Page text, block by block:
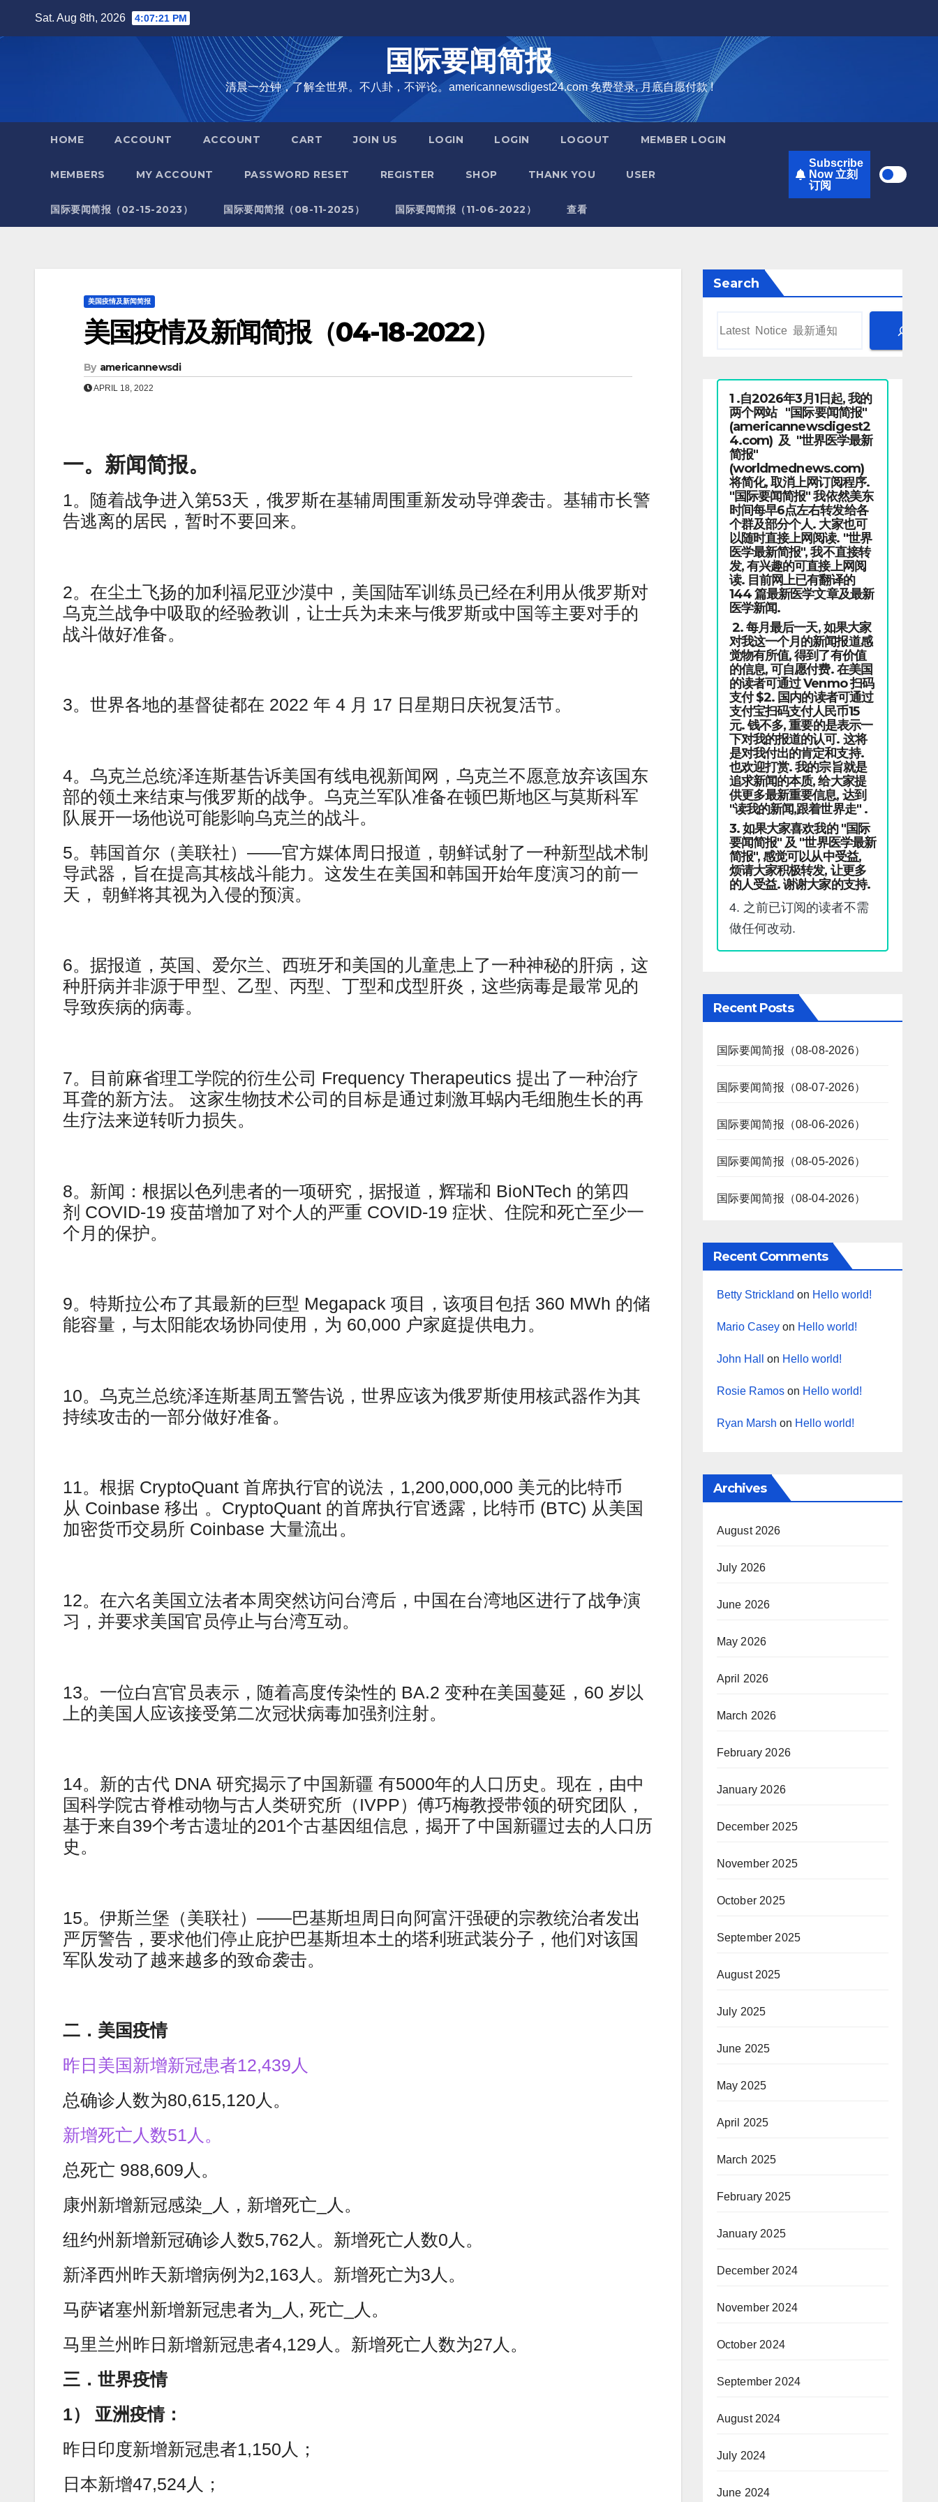
Sat. Aug 8th, 2026 4:07:22 PM
国际要闻简报
清晨一分钟，了解全世界。不八卦，不评论。americannewsdigest24.com 免费登录, 月底自愿付款 !
HOME ACCOUNT ACCOUNT CART JOIN US LOGIN LOGIN LOGOUT MEMBER LOGIN
MEMBERS MY ACCOUNT PASSWORD RESET REGISTER SHOP THANK YOU USER
国际要闻简报（02-15-2023） 国际要闻简报（08-11-2025） 国际要闻简报（11-06-2022） 查看
Subscribe
Now 立刻
订阅
美国疫情及新闻简报
美国疫情及新闻简报（04-18-2022）
By americannewsdi
APRIL 18, 2022
一。新闻简报。
1。随着战争进入第53天，俄罗斯在基辅周围重新发动导弹袭击。基辅市长警
告逃离的居民，暂时不要回来。
2。在尘土飞扬的加利福尼亚沙漠中，美国陆军训练员已经在利用从俄罗斯对
乌克兰战争中吸取的经验教训，让士兵为未来与俄罗斯或中国等主要对手的
战斗做好准备。
3。世界各地的基督徒都在 2022 年 4 月 17 日星期日庆祝复活节。
4。乌克兰总统泽连斯基告诉美国有线电视新闻网，乌克兰不愿意放弃该国东
部的领土来结束与俄罗斯的战争。乌克兰军队准备在顿巴斯地区与莫斯科军
队展开一场他说可能影响乌克兰的战斗。
5。韩国首尔（美联社）——官方媒体周日报道，朝鲜试射了一种新型战术制
导武器，旨在提高其核战斗能力。这发生在美国和韩国开始年度演习的前一
天， 朝鲜将其视为入侵的预演。
6。据报道，英国、爱尔兰、西班牙和美国的儿童患上了一种神秘的肝病，这
种肝病并非源于甲型、乙型、丙型、丁型和戊型肝炎，这些病毒是最常见的
导致疾病的病毒。
7。目前麻省理工学院的衍生公司 Frequency Therapeutics 提出了一种治疗
耳聋的新方法。 这家生物技术公司的目标是通过刺激耳蜗内毛细胞生长的再
生疗法来逆转听力损失。
8。新闻：根据以色列患者的一项研究，据报道，辉瑞和 BioNTech 的第四
剂 COVID-19 疫苗增加了对个人的严重 COVID-19 症状、住院和死亡至少一
个月的保护。
9。特斯拉公布了其最新的巨型 Megapack 项目，该项目包括 360 MWh 的储
能容量，与太阳能农场协同使用，为 60,000 户家庭提供电力。
10。乌克兰总统泽连斯基周五警告说，世界应该为俄罗斯使用核武器作为其
持续攻击的一部分做好准备。
11。根据 CryptoQuant 首席执行官的说法，1,200,000,000 美元的比特币
从 Coinbase 移出 。CryptoQuant 的首席执行官透露，比特币 (BTC) 从美国
加密货币交易所 Coinbase 大量流出。
12。在六名美国立法者本周突然访问台湾后，中国在台湾地区进行了战争演
习，并要求美国官员停止与台湾互动。
13。一位白宫官员表示，随着高度传染性的 BA.2 变种在美国蔓延，60 岁以
上的美国人应该接受第二次冠状病毒加强剂注射。
14。新的古代 DNA 研究揭示了中国新疆 有5000年的人口历史。现在，由中
国科学院古脊椎动物与古人类研究所（IVPP）傅巧梅教授带领的研究团队，
基于来自39个考古遗址的201个古基因组信息，揭开了中国新疆过去的人口历
史。
15。伊斯兰堡（美联社）——巴基斯坦周日向阿富汗强硬的宗教统治者发出
严厉警告，要求他们停止庇护巴基斯坦本土的塔利班武装分子，他们对该国
军队发动了越来越多的致命袭击。
二．美国疫情
昨日美国新增新冠患者12,439人
总确诊人数为80,615,120人。
新增死亡人数51人。
总死亡 988,609人。
康州新增新冠感染_人，新增死亡_人。
纽约州新增新冠确诊人数5,762人。新增死亡人数0人。
新泽西州昨天新增病例为2,163人。新增死亡为3人。
马萨诸塞州新增新冠患者为_人, 死亡_人。
马里兰州昨日新增新冠患者4,129人。新增死亡人数为27人。
三．世界疫情
1） 亚洲疫情：
昨日印度新增新冠患者1,150人；
日本新增47,524人；
Search
1 .自2026年3月1日起, 我的
两个网站 "国际要闻简报"
(americannewsdigest2
4.com) 及 "世界医学最新
简报"
(worldmednews.com)
将简化, 取消上网订阅程序.
"国际要闻简报" 我依然美东
时间每早6点左右转发给各
个群及部分个人. 大家也可
以随时直接上网阅读. "世界
医学最新简报", 我不直接转
发, 有兴趣的可直接上网阅
读. 目前网上已有翻译的
144 篇最新医学文章及最新
医学新闻.
2. 每月最后一天, 如果大家
对我这一个月的新闻报道感
觉物有所值, 得到了有价值
的信息, 可自愿付费. 在美国
的读者可通过 Venmo 扫码
支付 $2. 国内的读者可通过
支付宝扫码支付人民币15
元. 钱不多, 重要的是表示一
下对我的报道的认可. 这将
是对我付出的肯定和支持.
也欢迎打赏. 我的宗旨就是
追求新闻的本质, 给大家提
供更多最新重要信息, 达到
"读我的新闻,跟着世界走" .
3. 如果大家喜欢我的 "国际
要闻简报" 及 "世界医学最新
简报", 感觉可以从中受益,
烦请大家积极转发, 让更多
的人受益. 谢谢大家的支持.
4. 之前已订阅的读者不需
做任何改动.
Recent Posts
国际要闻简报（08-08-2026）
国际要闻简报（08-07-2026）
国际要闻简报（08-06-2026）
国际要闻简报（08-05-2026）
国际要闻简报（08-04-2026）
Recent Comments
Betty Strickland on Hello world!
Mario Caseyon Hello world!
John Hall on Hello world!
Rosie Ramoson Hello world!
Ryan Marsh on Hello world!
Archives
August 2026
July 2026
June 2026
May 2026
April 2026
March 2026
February 2026
January 2026
December 2025
November 2025
October 2025
September 2025
August 2025
July 2025
June 2025
May 2025
April 2025
March 2025
February 2025
January 2025
December 2024
November 2024
October 2024
September 2024
August 2024
July 2024
June 2024